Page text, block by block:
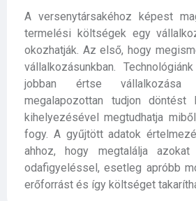
A versenytársakéhoz képest
termelési költségek egy
okozhatják. Az első, hogy
vállalkozásunkban.
jobban értse vállalkozása
megalapozottan tudjon döntést
kihelyezésével megtudhatja
fogy. A gyűjtött adatok
ahhoz, hogy megtalálja
odafigyeléssel, esetleg apróbb
erőforrást és így költséget